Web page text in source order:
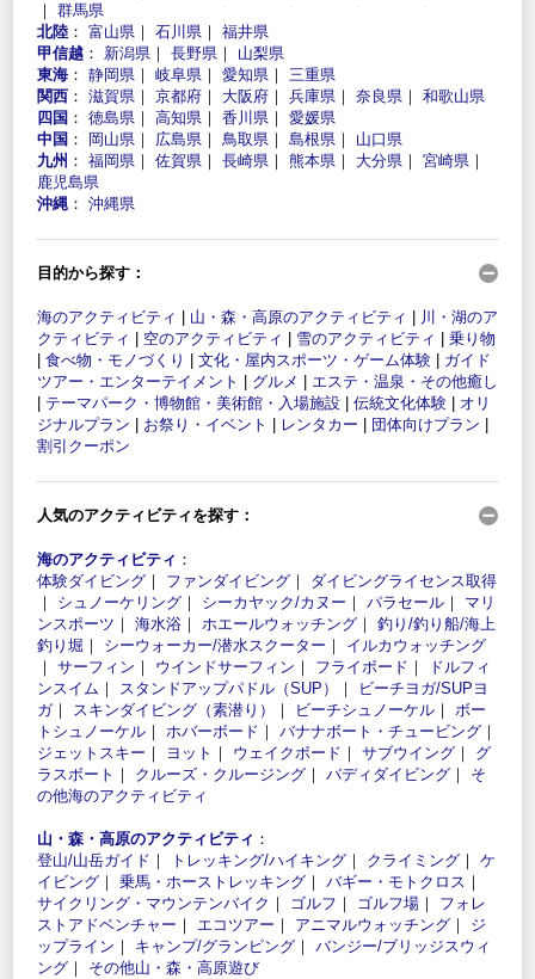
｜ 群馬県
北陸 ： 富山県 ｜ 石川県 ｜ 福井県
甲信越 ： 新潟県 ｜ 長野県 ｜ 山梨県
東海 ： 静岡県 ｜ 岐阜県 ｜ 愛知県 ｜ 三重県
関西 ： 滋賀県 ｜ 京都府 ｜ 大阪府 ｜ 兵庫県 ｜ 奈良県 ｜ 和歌山県
四国 ： 徳島県 ｜ 高知県 ｜ 香川県 ｜ 愛媛県
中国 ： 岡山県 ｜ 広島県 ｜ 鳥取県 ｜ 島根県 ｜ 山口県
九州 ： 福岡県 ｜ 佐賀県 ｜ 長崎県 ｜ 熊本県 ｜ 大分県 ｜ 宮崎県 ｜
鹿児島県
沖縄 ： 沖縄県
目的から探す：
海のアクティビティ 山・森・高原のアクティビティ
川・湖のア
クティビティ
空のアクティビティ 雪のアクティビティ
乗り物
食べ物・モノづくり 文化・屋内スポーツ・ゲーム体験
ガイド
ツアー・エンターテイメント
グルメ
エステ・温泉・その他癒し
テーマパーク・博物館・美術館・入場施設 伝統文化体験
オリ
ジナルプラン
お祭り・イベント レンタカー 団体向けプラン
割引クーポン
人気のアクティビティを探す：
海のアクティビティ ：
体験ダイビング ｜ ファンダイビング ｜ ダイビングライセンス取得
｜ シュノーケリング ｜ シーカヤック/カヌー ｜ パラセール ｜ マリ
ンスポーツ ｜ 海水浴 ｜ ホエールウォッチング ｜ 釣り/釣り船/海上
釣り堀 ｜ シーウォーカー/潜水スクーター ｜ イルカウォッチング
｜ サーフィン ｜ ウインドサーフィン ｜ フライボード ｜
ドルフィ
ンスイム ｜ スタンドアップパドル（SUP） ｜
ビーチヨガ/SUPヨ
ガ｜ スキンダイビング（素潜り） ｜ ビーチシュノーケル ｜ ボー
トシュノーケル ｜ ホバーボード ｜ バナナボート・チュービング ｜
ジェットスキー ｜ ヨット ｜ ウェイクボード ｜ サブウイング ｜ グ
ラスボート ｜ クルーズ・クルージング ｜ バディダイビング ｜ そ
の他海のアクティビティ
山・森・高原のアクティビティ ：
登山/山岳ガイド ｜ トレッキング/ハイキング ｜ クライミング ｜ ケ
イビング ｜ 乗馬・ホーストレッキング ｜ バギー・モトクロス ｜
サイクリング・マウンテンバイク ｜ ゴルフ ｜ ゴルフ場 ｜ フォレ
ストアドベンチャー ｜ エコツアー ｜ アニマルウォッチング ｜ ジ
ップライン ｜ キャンプ/グランピング ｜ バンジー/ブリッジスウィ
ング ｜ その他山・森・高原遊び